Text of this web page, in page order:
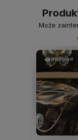
Może
podgląd